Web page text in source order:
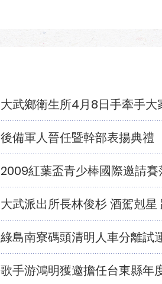
大武鄉衛生所4月8日手牽手大
後備軍人晉任暨幹部表揚典禮
2009紅葉盃青少棒國際邀請賽
大武派出所長林俊杉 酒駕剋星
綠島南寮碼頭清明人車分離試
歌手游鴻明獲邀擔任台東縣年